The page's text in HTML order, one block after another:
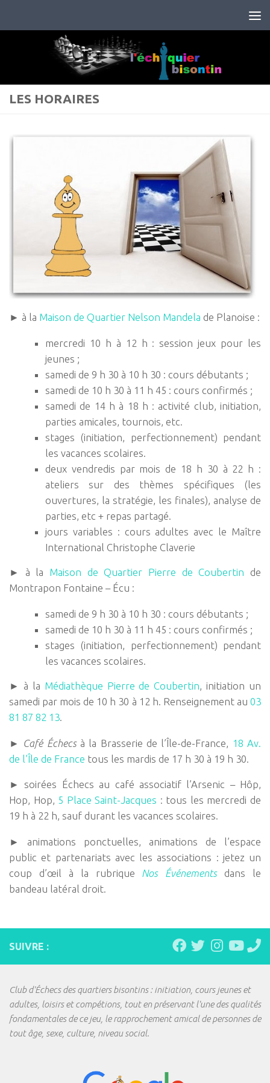
LES HORAIRES
► à la Maison de Quartier Nelson Mandela de Planoise :
mercredi 10 h à 12 h : session jeux pour les
jeunes ;
samedi de 9 h 30 à 10 h 30 : cours débutants ;
samedi de 10 h 30 à 11 h 45 : cours confirmés ;
samedi de 14 h à 18 h : activité club, initiation,
parties amicales, tournois, etc.
stages (initiation, perfectionnement) pendant
les vacances scolaires.
deux vendredis par mois de 18 h 30 à 22 h :
ateliers sur des thèmes spécifiques (les
ouvertures, la stratégie, les finales), analyse de
parties, etc + repas partagé.
jours variables : cours adultes avec le Maître
International Christophe Claverie
► à la Maison de Quartier Pierre de Coubertin de
Montrapon Fontaine – Écu :
samedi de 9 h 30 à 10 h 30 : cours débutants ;
samedi de 10 h 30 à 11 h 45 : cours confirmés ;
stages (initiation, perfectionnement) pendant
les vacances scolaires.
► à la Médiathèque Pierre de Coubertin, initiation un
samedi par mois de 10 h 30 à 12 h. Renseignement au 03
81 87 82 13.
► Café Échecsà la Brasserie de l’Île-de-France,
18 Av.
de l’Île de France tous les mardis de 17 h 30 à 19 h 30.
► soirées Échecs au café associatif l’Arsenic – Hôp,
Hop, Hop, 5 Place Saint-Jacques : tous les mercredi de
19 h à 22 h, sauf durant les vacances scolaires.
► animations ponctuelles, animations de l’espace
public et partenariats avec les associations : jetez un
coup d’œil à la rubrique Nos Événements
dans le
bandeau latéral droit.
SUIVRE :
Club d'Échecs des quartiers bisontins : initiation, cours jeunes et
adultes, loisirs et compétions, tout en préservant l'une des qualités
fondamentales de ce jeu, le rapprochement amical de personnes de
tout âge, sexe, culture, niveau social.